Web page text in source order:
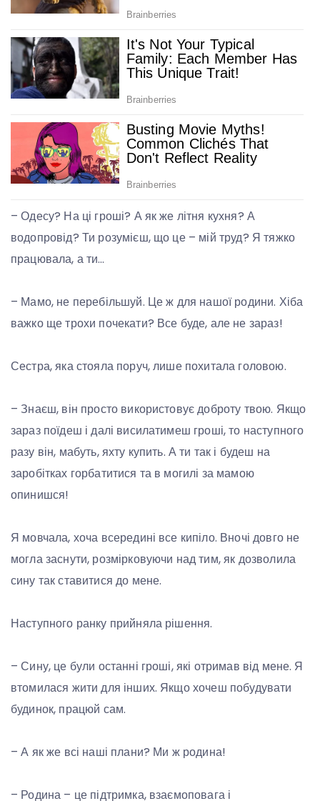
– Одесу? На ці гроші? А як же літня кухня? А
водопровід? Ти розумієш, що це – мій труд? Я тяжко
працювала, а ти…
– Мамо, не перебільшуй. Це ж для нашої родини. Хіба
важко ще трохи почекати? Все буде, але не зараз!
Сестра, яка стояла поруч, лише похитала головою.
– Знаєш, він просто використовує доброту твою. Якщо
зараз поїдеш і далі висилатимеш гроші, то наступного
разу він, мабуть, яхту купить. А ти так і будеш на
заробітках горбатитися та в могилі за мамою
опинишся!
Я мовчала, хоча всередині все кипіло. Вночі довго не
могла заснути, розмірковуючи над тим, як дозволила
сину так ставитися до мене.
Наступного ранку прийняла рішення.
– Сину, це були останні гроші, які отримав від мене. Я
втомилася жити для інших. Якщо хочеш побудувати
будинок, працюй сам.
– А як же всі наші плани? Ми ж родина!
– Родина – це підтримка, взаємоповага і